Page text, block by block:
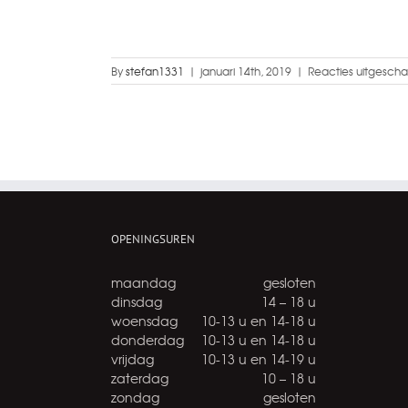
Bystefan1331 | januari 14th, 2019 | Reacties
OPENINGSUREN
maandag
gesloten
dinsdag
14 – 18 u
woensdag
10-13 u en 14-18 u
donderdag
10-13 u en 14-18 u
vrijdag
10-13 u en 14-19 u
zaterdag
10 – 18 u
zondag
gesloten